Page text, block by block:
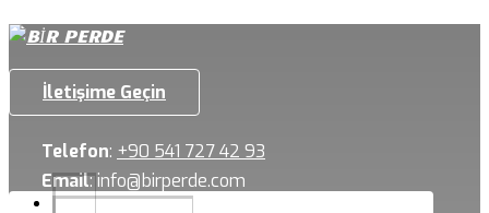
İletişime Geçin
Telefon: +90 541 727 42 93
Email:info@birperde.com